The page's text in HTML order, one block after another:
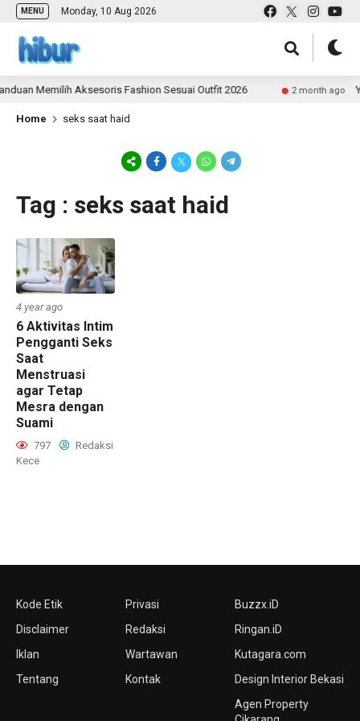
MENU Monday, 10 Aug 2026
Memilih Aksesoris Fashion Sesuai Outfit 2026 2 month ago
Home seks saat haid
Tag : seks saat haid
4 year ago
6 Aktivitas Intim
Pengganti Seks
Saat
Menstruasi
agar Tetap
Mesra dengan
Suami
797
Redaksi
Kece
Kode Etik
Disclaimer
Iklan
Tentang
Privasi
Redaksi
Wartawan
Kontak
Buzzx.iD
Ringan.iD
Kutagara.com
Design Interior Bekasi
Agen Property